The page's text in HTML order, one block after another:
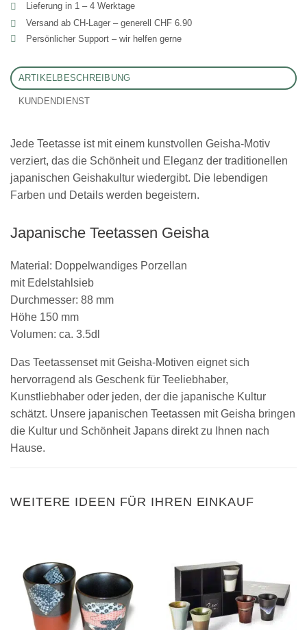
Lieferung in 1 – 4 Werktage
Versand ab CH‑Lager – generell CHF 6.90
Persönlicher Support – wir helfen gerne
ARTIKELBESCHREIBUNG
KUNDENDIENST
Jede Teetasse ist mit einem kunstvollen Geisha-Motiv
verziert, das die Schönheit und Eleganz der traditionellen
japanischen Geishakultur wiedergibt. Die lebendigen
Farben und Details werden begeistern.
Japanische Teetassen Geisha
Material: Doppelwandiges Porzellan
mit Edelstahlsieb
Durchmesser: 88 mm
Höhe 150 mm
Volumen: ca. 3.5dl
Das Teetassenset mit Geisha-Motiven eignet sich
hervorragend als Geschenk für Teeliebhaber,
Kunstliebhaber oder jeden, der die japanische Kultur
schätzt. Unsere japanischen Teetassen mit Geisha bringen
die Kultur und Schönheit Japans direkt zu Ihnen nach
Hause.
WEITERE IDEEN FÜR IHREN EINKAUF